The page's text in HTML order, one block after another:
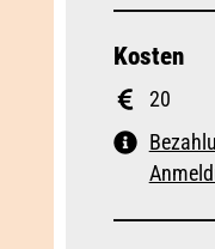
Kosten
20